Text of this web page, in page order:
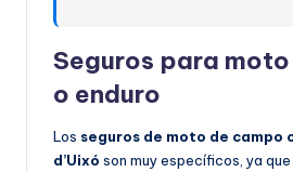
Seguros para
o enduro
Los seguros de moto de campo
d’Uixó son muy específicos, ya